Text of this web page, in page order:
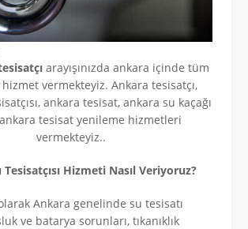
arayışınızda ankara içinde tüm
vermekteyiz. Ankara tesisatçı,
ankara tesisat, ankara su kaçağı
tesisat yenileme hizmetleri
vermekteyiz..
Tesisatçısı Hizmeti Nasıl Veriyoruz?
Ankara genelinde su tesisatı
ve batarya sorunları, tıkanıklık